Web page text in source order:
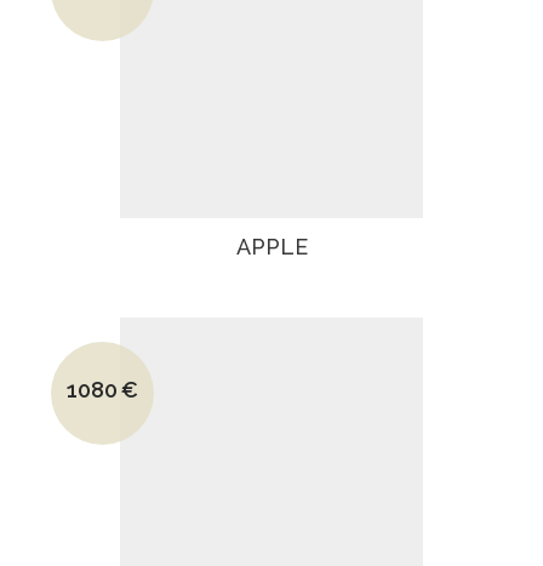
Le prix actuel est : 320€.
APPLE
Le prix initial était : 1440€.
1080€
Le prix actuel est : 1080€.